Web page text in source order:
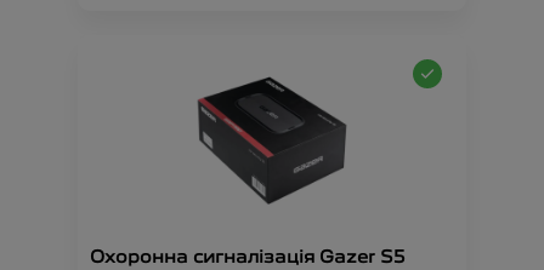
Охоронна сигналізація Gazer S5